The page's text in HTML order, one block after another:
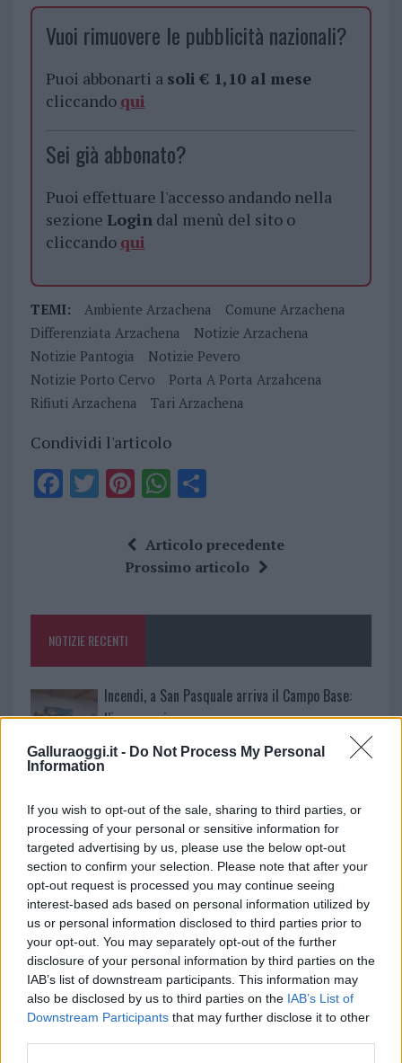
Galluraoggi.it - Do Not Process My Personal
Information
If you wish to opt-out of the sale, sharing to third parties, or
processing of your personal or sensitive information for
targeted advertising by us, please use the below opt-out
section to confirm your selection. Please note that after your
opt-out request is processed you may continue seeing
interest-based ads based on personal information utilized by
us or personal information disclosed to third parties prior to
your opt-out. You may separately opt-out of the further
disclosure of your personal information by third parties on the
IAB’s list of downstream participants. This information may
also be disclosed by us to third parties on the IAB’s List of
Downstream Participants that may further disclose it to other
Vuoi rimuovere le pubblicità nazionali?
Puoi abbonarti a soli € 1,10 al mese
cliccando qui
Sei già abbonato?
Puoi effettuare l'accesso andando nella
sezione Logindal menù del sito o
cliccando qui
TEMI: Ambiente Arzachena
Comune Arzachena
Differenziata Arzachena
Notizie Arzachena
Notizie Pantogia
Notizie Pevero
Notizie Porto Cervo
Porta A Porta Arzahcena
Rifiuti Arzachena
Tari Arzachena
Condividi l'articolo
F
o
k
T Pi
te
re
W
at
s
p
S
a
re
Articolo precedente
Prossimo articolo
NOTIZIE RECENTI
Incendi, a San Pasquale arriva il Campo Base:
l’inaugurazione
Andrea Mura conquista Palau: grande
Calangianus, allarme sul centro accoglienza
minori, Albieri: “Episodi gravissimi”
Gallura, finti clienti svuotano le suite: furto da
50mila nel resort
Meteo Olbia 7 agosto, sole e caldo tornano
protagonisti